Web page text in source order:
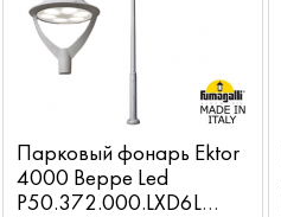
Парковый фонарь Ektor
4000 Beppe Led
P50.372.000.LXD6L